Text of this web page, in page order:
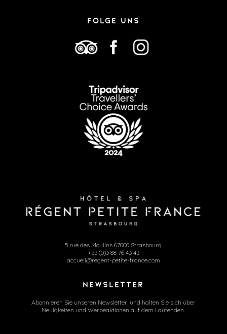
FOLGE UNS
5 rue des Moulins 67000 Strasbourg
+33 (0)3 88 76 43 43
accueil@regent-petite-france.com
NEWSLETTER
Abonnieren Sie unseren Newsletter, und halten Sie sich über
Neuigkeiten und Werbeaktionen auf dem Laufenden.